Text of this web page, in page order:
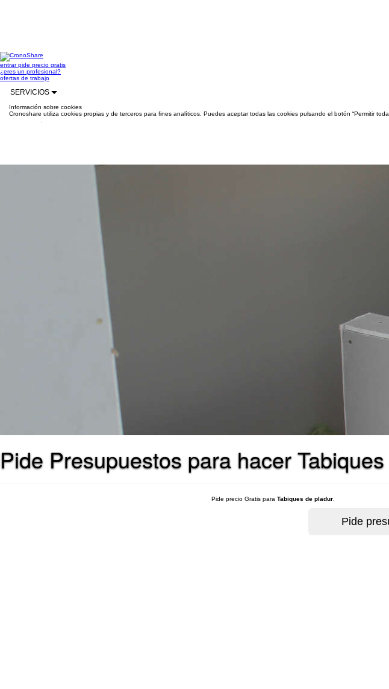
entrarpide precio gratis
¿eres un profesional?
ofertas de trabajo
SERVICIOS
Información sobre cookies
Cronoshare utiliza cookies propias y de terceros para fines analíticos. Puedes aceptar todas las cookies pulsando el botón “Permitir
Pide Presupuestos para hacer
Pide precio Gratis para Tabiques de pladur